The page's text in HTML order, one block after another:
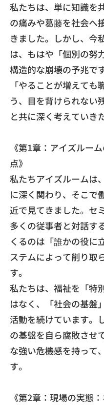
私たちは、単に知識を
の痛みや葛藤を社会へ
きました。 しかし、今
は、もはや「個別の努力
構造的な崩壊の予兆で
「やることが増えて
う、 目を背けられない
と共に深く考えていき
《第1章：アイズルー
点》
私たちアイズルームは
に深く関わり、 そこで
近で見てきました。 セ
多くの従事者と対話す
くるのは「誰かの役に
ステムによって削り取
す。
私たちは、福祉を「特
はなく、「社会の基盤
活動を続けています。
の基盤を自ら腐敗させ
な強い危機感を持って
す。
《第2章：現場の実態